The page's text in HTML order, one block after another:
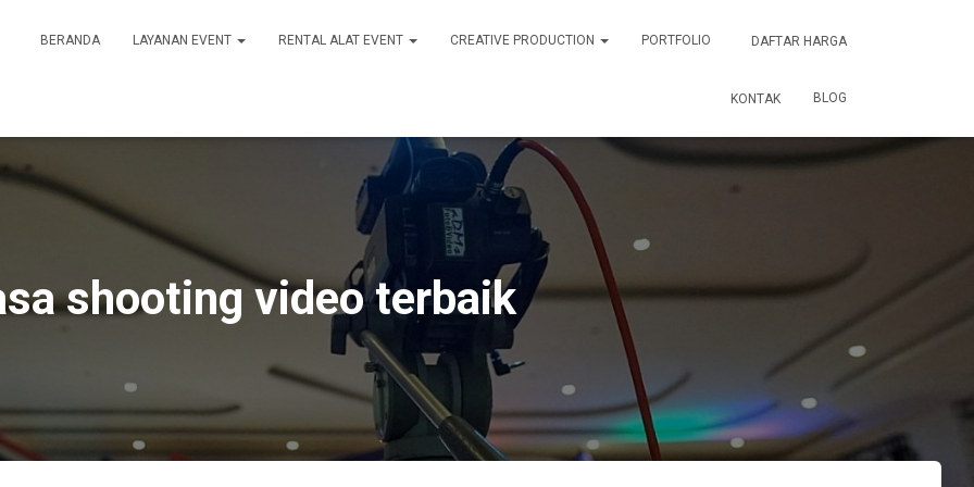
BERANDA LAYANAN EVENT RENTAL ALAT EVENT CREATIVE PRODUCTION PORTFOLIO DAFTAR HARGA
KONTAK BLOG
shooting video terbaik